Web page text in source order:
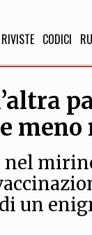
RIVISTE CODICI
nel
un